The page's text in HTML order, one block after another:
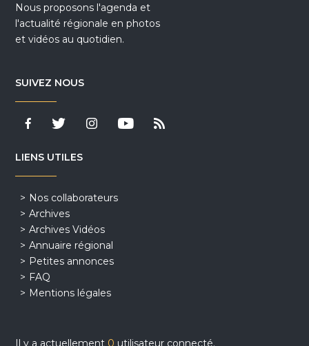
Nous proposons l'agenda et
l'actualité régionale en photos
et vidéos au quotidien.
SUIVEZ NOUS
LIENS UTILES
Nos collaborateurs
Archives
Archives Vidéos
Annuaire régional
Petites annonces
FAQ
Mentions légales
Il y a actuellement 0 utilisateur connecté.